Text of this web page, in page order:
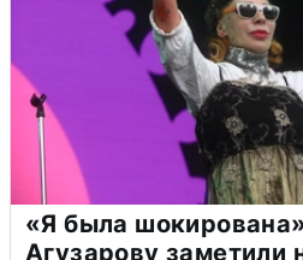
«Я была
Агузарову заметили